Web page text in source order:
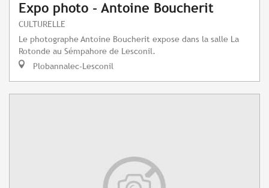
Expo photo - Antoine Boucherit
CULTURELLE
Le photographe Antoine Boucherit expose dans la salle La
Rotonde au Sémpahore de Lesconil.
Plobannalec-Lesconil